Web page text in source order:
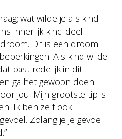
wat wilde je als kind
innerlijk kind-deel
Dit is een droom
Als kind wilde
past redelijk in dit
ga het gewoon doen!
jou. Mijn grootste tip is
Ik ben zelf ook
Zolang je je gevoel